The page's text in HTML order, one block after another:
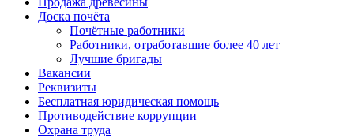
Доска почёта
Почётные работники
Работники, отработавшие более 40 лет
Лучшие бригады
Вакансии
Реквизиты
Бесплатная юридическая помощь
Противодействие коррупции
Охрана труда